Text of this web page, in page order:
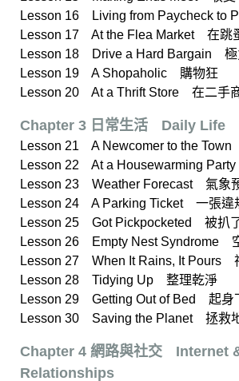
Lesson 16 Living from Paycheck to
Lesson 17 At the Flea Market 在跳
Lesson 18 Drive a Hard Bargain 極
Lesson 19 A Shopaholic 購物狂
Lesson 20 At a Thrift Store 在二手
Chapter 3 日常生活ﾠDaily Life
Lesson 21 A Newcomer to the
Lesson 22 At a Housewarming
Lesson 23 Weather Forecast 氣象
Lesson 24 A Parking Ticket 一張違
Lesson 25 Got Pickpocketed 被扒
Lesson 26 Empty Nest Syndrome
Lesson 27 When It Rains, It Pours
Lesson 28 Tidying Up 整理乾淨
Lesson 29 Getting Out of Bed 起身
Lesson 30 Saving the Planet 拯救
Chapter 4 網路與社交ﾠInternet
Relationships